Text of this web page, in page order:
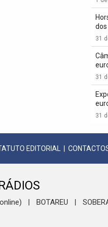
31
31
31
EDITORIAL
BOTAREU